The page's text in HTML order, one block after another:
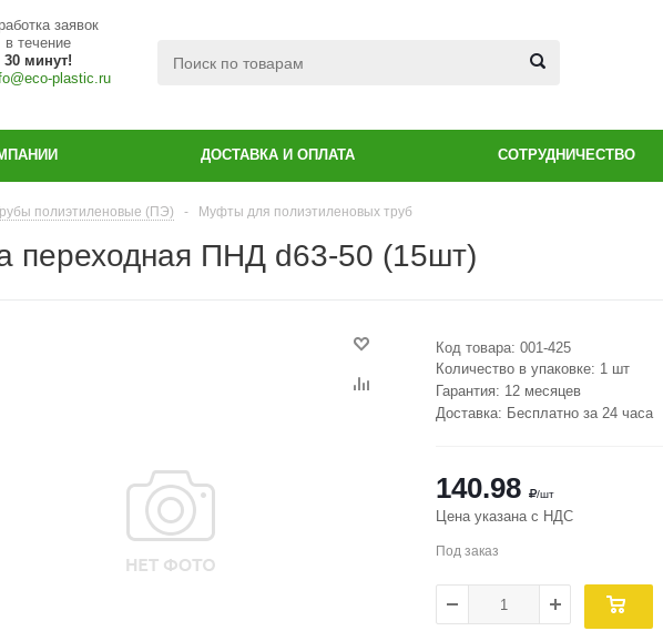
заявок
в течение
30 минут!
plastic.ru
ДОСТАВКА И ОПЛАТА СОТРУДНИЧЕСТВО
полиэтиленовые (ПЭ) - Муфты для полиэтиленовых труб
переходная ПНД d63-50 (15шт)
Код товара: 001-425
Количество в упаковке: 1 шт
Гарантия: 12 месяцев
Доставка: Бесплатно за 24 часа
140.98 /шт
Цена указана с НДС
Под заказ